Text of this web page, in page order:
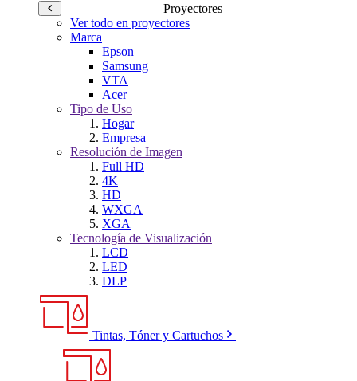
Proyectores
Ver todo en proyectores
Marca
Epson
Samsung
VTA
Acer
Tipo de Uso
Hogar
Empresa
Resolución de Imagen
Full HD
4K
HD
WXGA
XGA
Tecnología de Visualización
LCD
LED
DLP
Tintas, Tóner y Cartuchos